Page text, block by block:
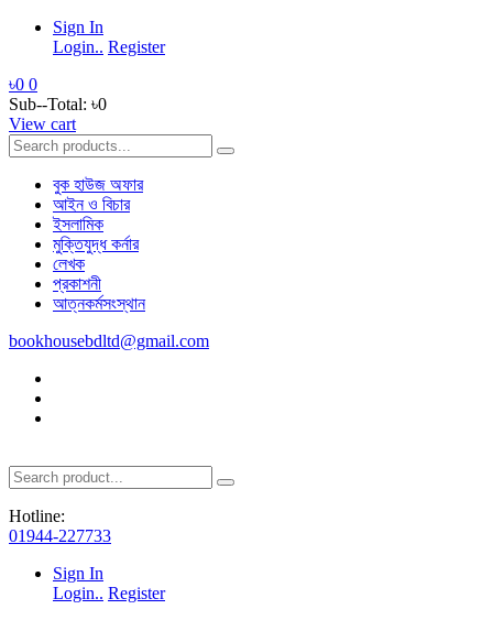
Sign In
Login.. Register
৳0 0
Sub--Total: ৳0
View cart
বুক হাউজ অফার
আইন ও বিচার
ইসলামিক
মুক্তিযুদ্ধ কর্নার
লেখক
প্রকাশনী
আত্নকর্মসংস্থান
bookhousebdltd@gmail.com
Hotline:
01944-227733
Sign In
Login.. Register